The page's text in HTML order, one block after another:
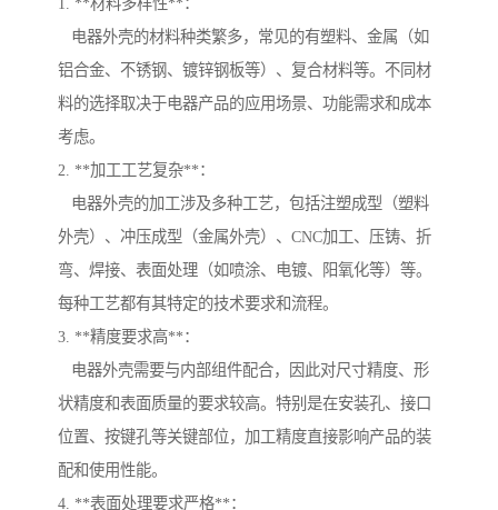
1. **材料多样性**：
电器外壳的材料种类繁多，常见的有塑料、金属（如
铝合金、不锈钢、镀锌钢板等）、复合材料等。不同材
料的选择取决于电器产品的应用场景、功能需求和成本
考虑。
2. **加工工艺复杂**：
电器外壳的加工涉及多种工艺，包括注塑成型（塑料
外壳）、冲压成型（金属外壳）、CNC加工、压铸、折
弯、焊接、表面处理（如喷涂、电镀、阳氧化等）等。
每种工艺都有其特定的技术要求和流程。
3. **精度要求高**：
电器外壳需要与内部组件配合，因此对尺寸精度、形
状精度和表面质量的要求较高。特别是在安装孔、接口
位置、按键孔等关键部位，加工精度直接影响产品的装
配和使用性能。
4. **表面处理要求严格**：